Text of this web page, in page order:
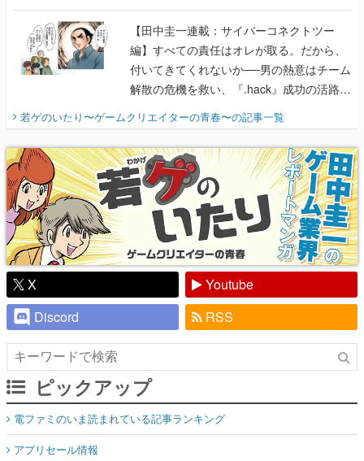
に行って、より理解を深めよう【PR】
【田中圭一連載：サイバーコネクトツー
編】すべての責任はオレが取る。だから、
付いてきてくれないか──男の熱意はチーム
解散の危機を救い、『.hack』成功の活路を
『少年ジャンプ』色だった【若ゲのいた
り】
若ゲのいたり〜ゲームクリエイターの青春〜の記事一覧
X
Youtube
Discord
RSS
ピックアップ
電ファミのいま読まれている記事ランキング
アプリセール情報